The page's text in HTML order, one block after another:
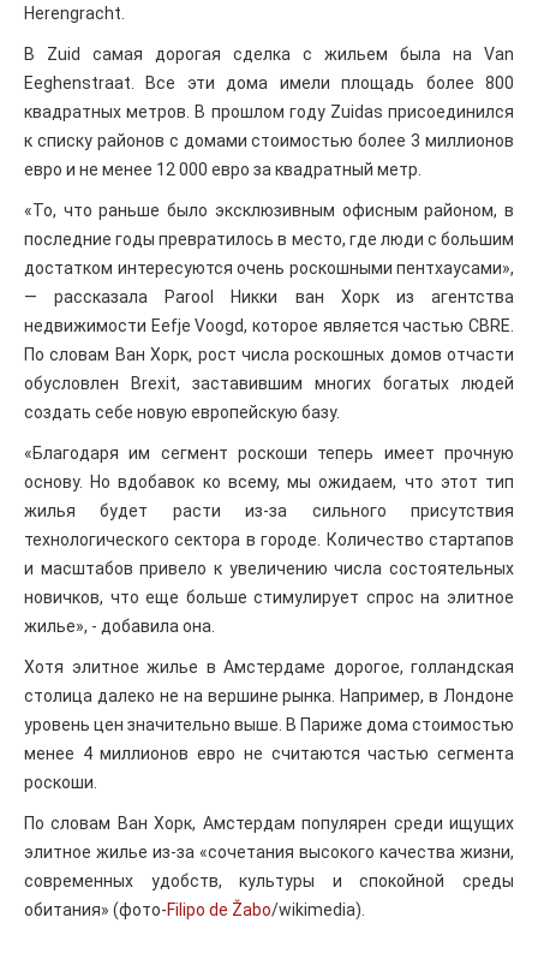
Herengracht.
В Zuid самая дорогая сделка с жильем была на Van
Eeghenstraat. Все эти дома имели площадь более 800
квадратных метров. В прошлом году Zuidas присоединился
к списку районов с домами стоимостью более 3 миллионов
евро и не менее 12 000 евро за квадратный метр.
«То, что раньше было эксклюзивным офисным районом, в
последние годы превратилось в место, где люди с большим
достатком интересуются очень роскошными пентхаусами»,
— рассказала Parool Никки ван Хорк из агентства
недвижимости Eefje Voogd, которое является частью CBRE.
По словам Ван Хорк, рост числа роскошных домов отчасти
обусловлен Brexit, заставившим многих богатых людей
создать себе новую европейскую базу.
«Благодаря им сегмент роскоши теперь имеет прочную
основу. Но вдобавок ко всему, мы ожидаем, что этот тип
жилья будет расти из-за сильного присутствия
технологического сектора в городе. Количество стартапов
и масштабов привело к увеличению числа состоятельных
новичков, что еще больше стимулирует спрос на элитное
жилье», - добавила она.
Хотя элитное жилье в Амстердаме дорогое, голландская
столица далеко не на вершине рынка. Например, в Лондоне
уровень цен значительно выше. В Париже дома стоимостью
менее 4 миллионов евро не считаются частью сегмента
роскоши.
По словам Ван Хорк, Амстердам популярен среди ищущих
элитное жилье из-за «сочетания высокого качества жизни,
современных удобств, культуры и спокойной среды
обитания» (фото-Filipo de Žabo/wikimedia).